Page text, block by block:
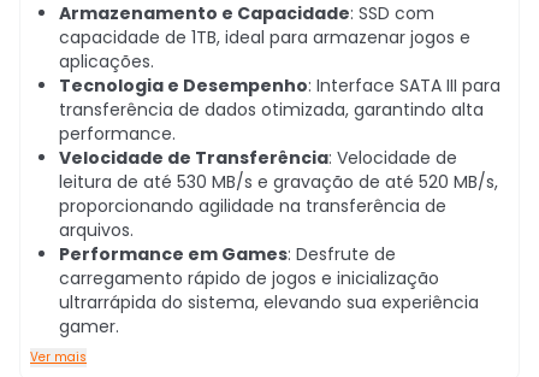
Armazenamento e Capacidade: SSD com
capacidade de 1TB, ideal para armazenar jogos e
aplicações.
Tecnologia e Desempenho: Interface SATA III para
transferência de dados otimizada, garantindo alta
performance.
Velocidade de Transferência: Velocidade de
leitura de até 530 MB/s e gravação de até 520 MB/s,
proporcionando agilidade na transferência de
arquivos.
Performance em Games: Desfrute de
carregamento rápido de jogos e inicialização
ultrarrápida do sistema, elevando sua experiência
gamer.
Ver mais